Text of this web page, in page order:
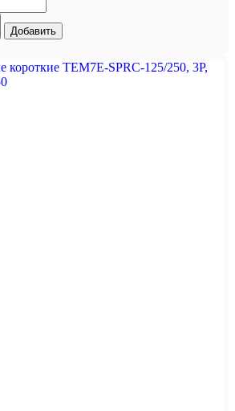
Добавить